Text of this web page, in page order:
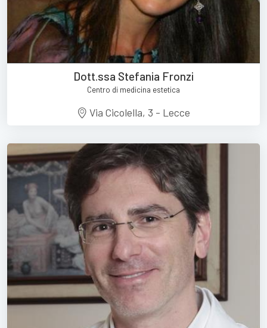
Dott.ssa Stefania Fronzi
Centro di medicina estetica
Via Cicolella, 3 - Lecce